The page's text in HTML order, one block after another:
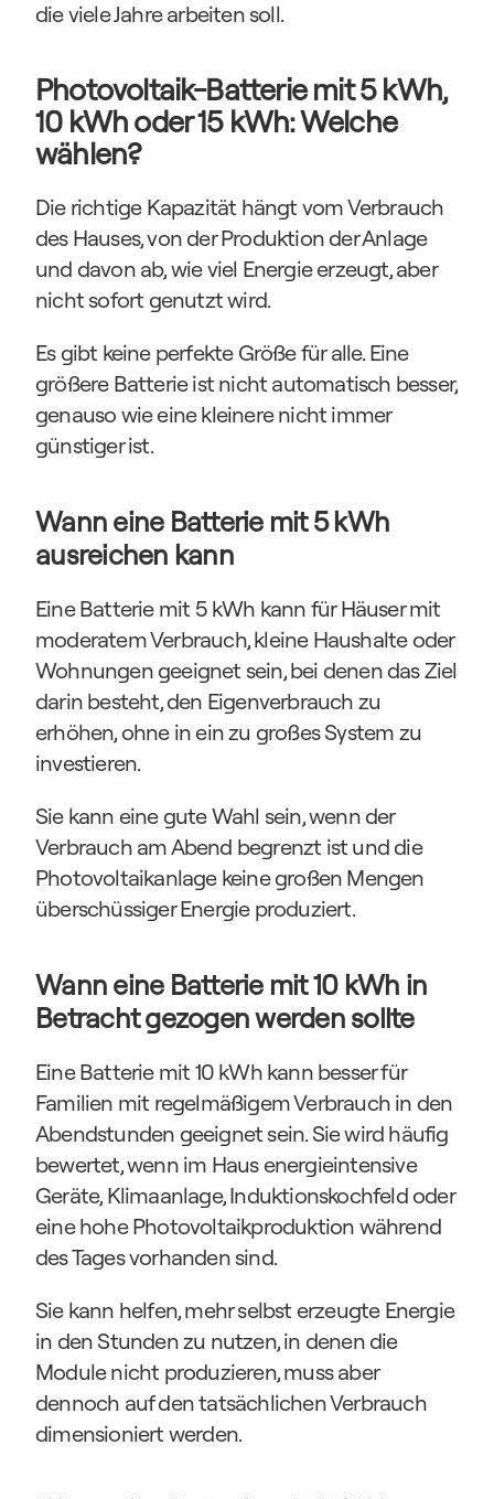
die viele Jahre arbeiten soll.
Photovoltaik-Batterie mit 5 kWh,
10 kWh oder 15 kWh: Welche
wählen?
Die richtige Kapazität hängt vom Verbrauch
des Hauses, von der Produktion der Anlage
und davon ab, wie viel Energie erzeugt, aber
nicht sofort genutzt wird.
Es gibt keine perfekte Größe für alle. Eine
größere Batterie ist nicht automatisch besser,
genauso wie eine kleinere nicht immer
günstiger ist.
Wann eine Batterie mit 5 kWh
ausreichen kann
Eine Batterie mit 5 kWh kann für Häuser mit
moderatem Verbrauch, kleine Haushalte oder
Wohnungen geeignet sein, bei denen das Ziel
darin besteht, den Eigenverbrauch zu
erhöhen, ohne in ein zu großes System zu
investieren.
Sie kann eine gute Wahl sein, wenn der
Verbrauch am Abend begrenzt ist und die
Photovoltaikanlage keine großen Mengen
überschüssiger Energie produziert.
Wann eine Batterie mit 10 kWh in
Betracht gezogen werden sollte
Eine Batterie mit 10 kWh kann besser für
Familien mit regelmäßigem Verbrauch in den
Abendstunden geeignet sein. Sie wird häufig
bewertet, wenn im Haus energieintensive
Geräte, Klimaanlage, Induktionskochfeld oder
eine hohe Photovoltaikproduktion während
des Tages vorhanden sind.
Sie kann helfen, mehr selbst erzeugte Energie
in den Stunden zu nutzen, in denen die
Module nicht produzieren, muss aber
dennoch auf den tatsächlichen Verbrauch
dimensioniert werden.